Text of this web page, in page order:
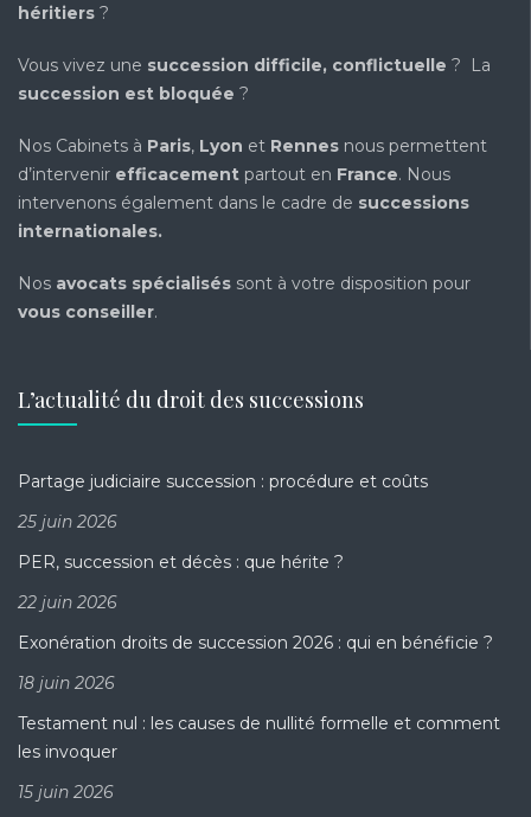
héritiers ?
Vous vivez une succession difficile, conflictuelle ? La
succession est bloquée ?
Nos Cabinets à Paris, Lyon et Rennes nous permettent
d’intervenir efficacement partout en France. Nous
intervenons également dans le cadre de successions
internationales.
Nos avocats spécialisés sont à votre disposition pour
vous conseiller.
L’actualité du droit des successions
Partage judiciaire succession : procédure et coûts
25 juin 2026
PER, succession et décès : que hérite ?
22 juin 2026
Exonération droits de succession 2026 : qui en bénéficie ?
18 juin 2026
Testament nul : les causes de nullité formelle et comment
les invoquer
15 juin 2026